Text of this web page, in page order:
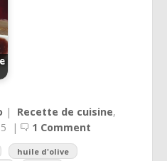
| Recette de cuisine,
| 1 Comment
huile d'olive